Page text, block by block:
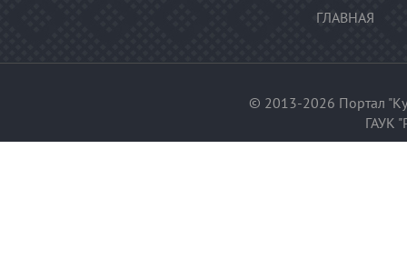
ГЛАВНАЯ
© 2013-2026 Портал
ГАУК